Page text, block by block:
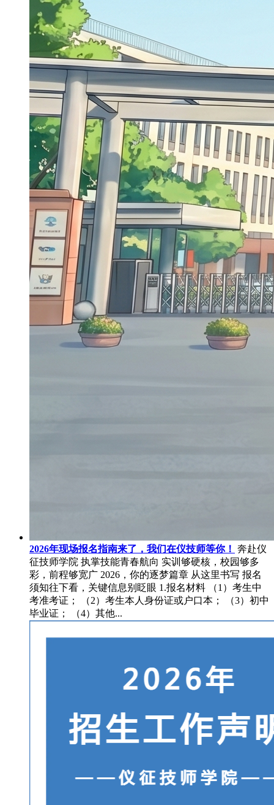
2026年现场报名指南来了，我们在仪技师等你！ 奔赴仪
征技师学院 执掌技能青春航向 实训够硬核，校园够多
彩，前程够宽广 2026，你的逐梦篇章 从这里书写 报名
须知往下看，关键信息别眨眼 1.报名材料 （1）考生中
考准考证； （2）考生本人身份证或户口本； （3）初中
毕业证； （4）其他...